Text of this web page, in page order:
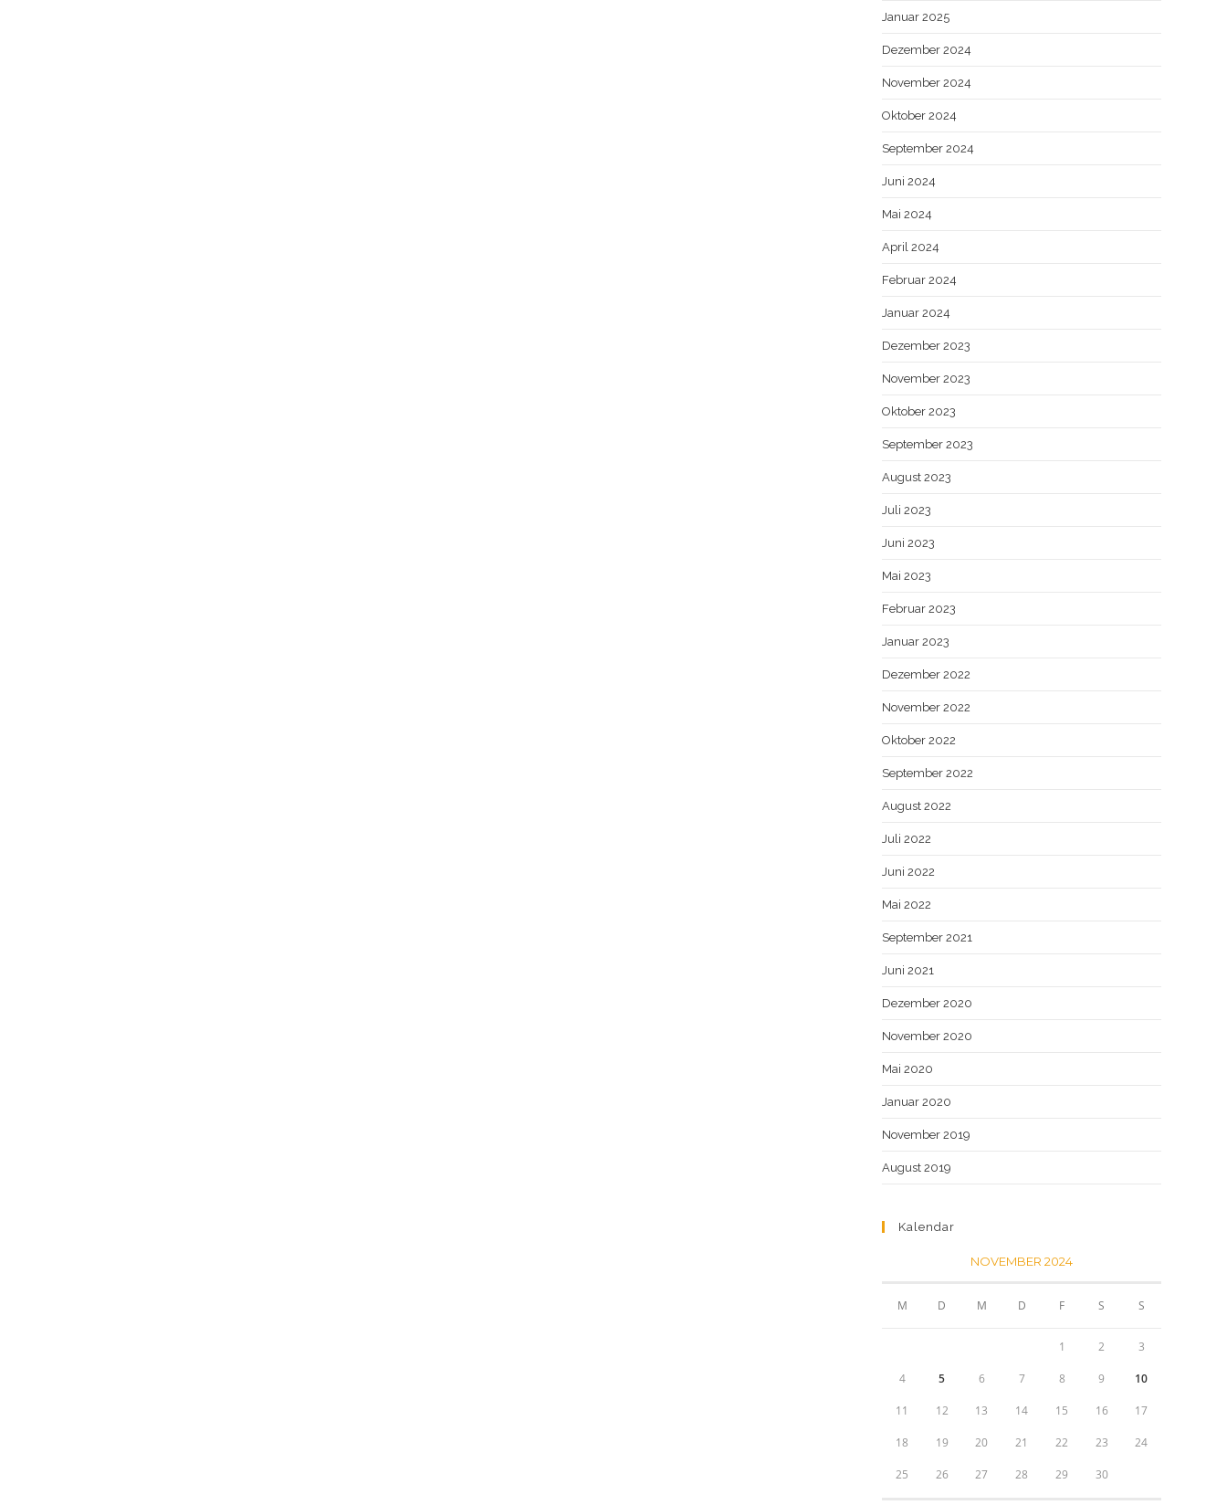
Januar 2025
Dezember 2024
November 2024
Oktober 2024
September 2024
Juni 2024
Mai 2024
April 2024
Februar 2024
Januar 2024
Dezember 2023
November 2023
Oktober 2023
September 2023
August 2023
Juli 2023
Juni 2023
Mai 2023
Februar 2023
Januar 2023
Dezember 2022
November 2022
Oktober 2022
September 2022
August 2022
Juli 2022
Juni 2022
Mai 2022
September 2021
Juni 2021
Dezember 2020
November 2020
Mai 2020
Januar 2020
November 2019
August 2019
Kalendar
NOVEMBER 2024
M D M D F S S
1 2 3
4 5 6 7 8 9 10
11 12 13 14 15 16 17
18 19 20 21 22 23 24
25 26 27 28 29 30